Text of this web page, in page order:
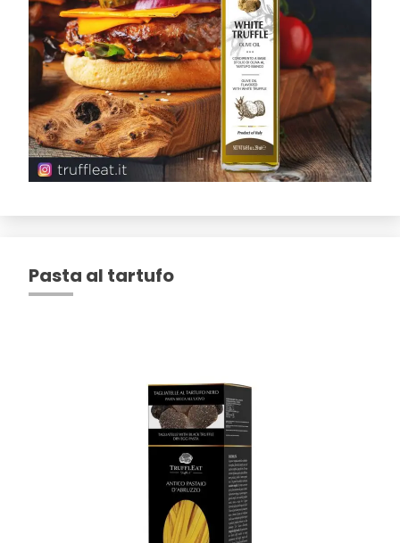
Pasta al tartufo